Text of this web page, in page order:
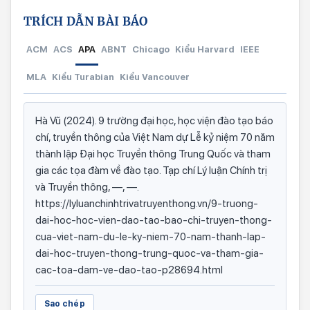
TRÍCH DẪN BÀI BÁO
ACM ACS APA ABNT Chicago Kiểu Harvard IEEE
MLA Kiểu Turabian Kiểu Vancouver
Hà Vũ (2024). 9 trường đại học, học viện đào tạo báo
chí, truyền thông của Việt Nam dự Lễ kỷ niệm 70 năm
thành lập Đại học Truyền thông Trung Quốc và tham
gia các tọa đàm về đào tạo. Tạp chí Lý luận Chính trị
và Truyền thông, —, —.
https://lyluanchinhtrivatruyenthong.vn/9-truong-
dai-hoc-hoc-vien-dao-tao-bao-chi-truyen-thong-
cua-viet-nam-du-le-ky-niem-70-nam-thanh-lap-
dai-hoc-truyen-thong-trung-quoc-va-tham-gia-
cac-toa-dam-ve-dao-tao-p28694.html
Sao chép